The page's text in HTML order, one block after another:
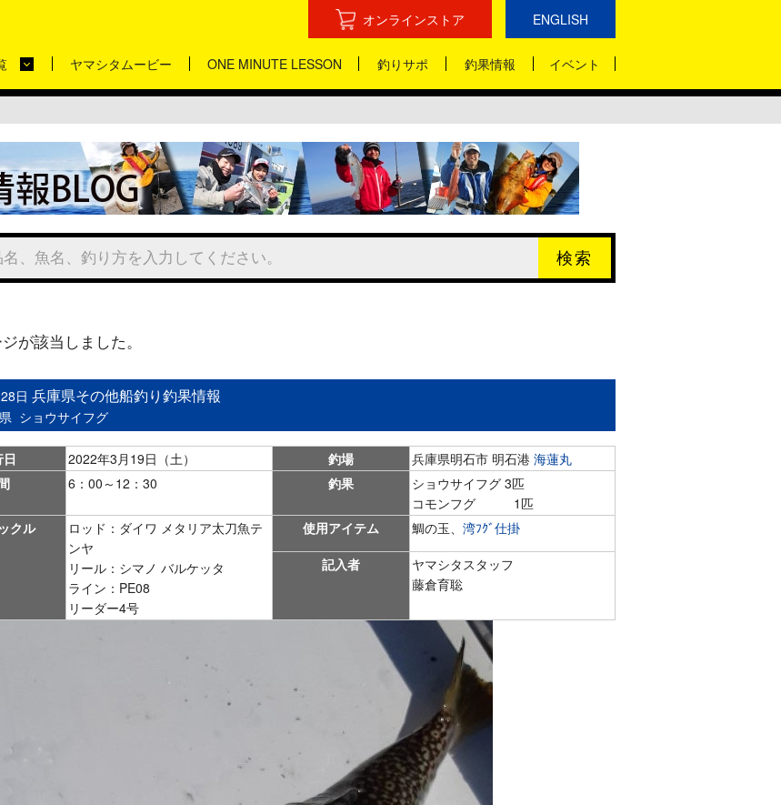
オンラインストア ENGLISH
ヤマシタムービー ONE MINUTE LESSON 釣りサポ 釣果情報 イベント
が該当しました。
日 兵庫県その他船釣り釣果情報
ショウサイフグ
2022年3月19日（土） 釣場 兵庫県明石市 明石港 海蓮丸
6：00～12：30 釣果
ショウサイフグ 3匹
コモンフグ 1匹
クル
ロッド：ダイワ メタリア太刀魚テ
ンヤ
リール：シマノ バルケッタ
ライン：PE08
リーダー4号
使用アイテム 鯛の玉、 湾ﾌｸﾞ仕掛
記入者
ヤマシタスタッフ
藤倉育聡